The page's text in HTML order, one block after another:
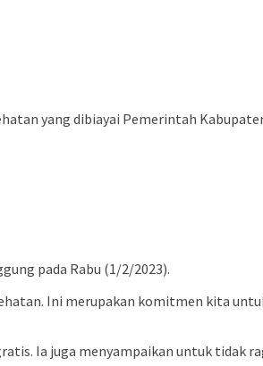
yang dibiayai Pemerintah
pada Rabu (1/2/2023).
Ini merupakan komitmen kita
Ia juga menyampaikan untuk tidak